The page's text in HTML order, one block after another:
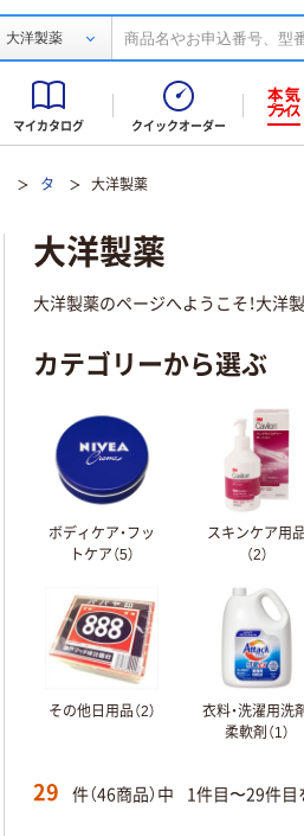
大洋製薬
マイカタログ クイックオーダー
タ 大洋製薬
大洋製薬
大洋製薬のページへようこそ！大洋
カテゴリーから選ぶ
ボディケア・フッ
トケア（5）
スキンケア用品
（2）
その他日用品（2）
衣料・洗濯用洗
柔軟剤（1）
29 件（46商品）中 1件目〜29件目